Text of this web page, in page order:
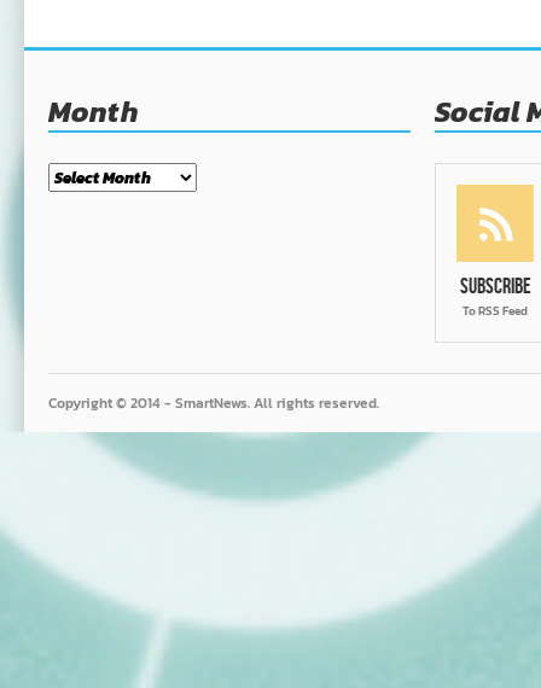
Month
Month
Social
Subscribe
To RSS Feed
Copyright © 2014 - SmartNews. All rights reserved.